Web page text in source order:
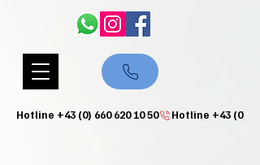
Hotline +43 (0) 660 620 10 50